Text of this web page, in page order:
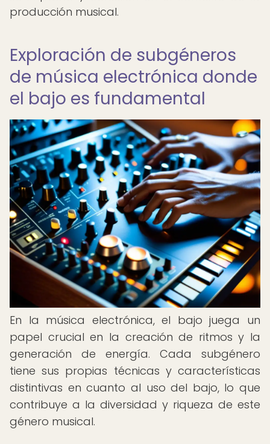
producción musical.
Exploración de subgéneros
de música electrónica donde
el bajo es fundamental
En la música electrónica, el bajo juega un
papel crucial en la creación de ritmos y la
generación de energía. Cada subgénero
tiene sus propias técnicas y características
distintivas en cuanto al uso del bajo, lo que
contribuye a la diversidad y riqueza de este
género musical.